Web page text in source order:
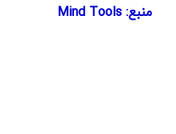
منبع: Mind Tools